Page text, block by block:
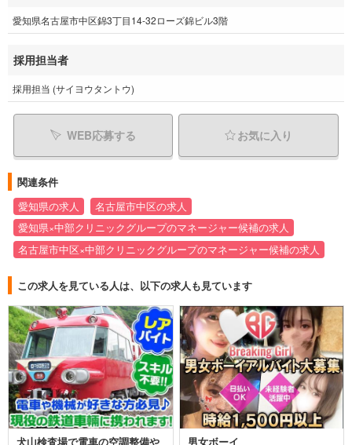
愛知県名古屋市中区錦3丁目14-32ローズ錦ビル3階
採用担当者
採用担当 (サイヨウタントウ)
WEB応募する お気に入り
関連条件
愛知県の求人
名古屋市中区の求人
愛知県×中部クリニックグループのマネージャー候補の求人
名古屋市中区×中部クリニックグループのマネージャー候補の求人
この求人を見ている人は、以下の求人も見ています
犬山検査場で電車の空調整備や
男女ボーイ